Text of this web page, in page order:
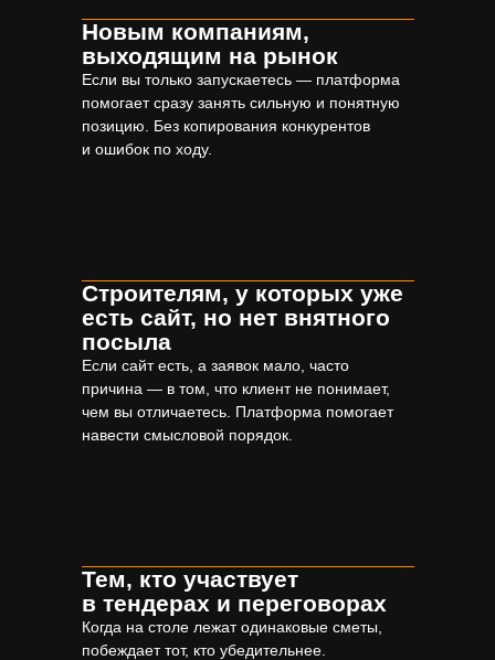
Новым компаниям,
выходящим на рынок
Если вы только запускаетесь — платформа
помогает сразу занять сильную и понятную
позицию. Без копирования конкурентов
и ошибок по ходу.
Строителям, у которых уже
есть сайт, но нет внятного
посыла
Если сайт есть, а заявок мало, часто
причина — в том, что клиент не понимает,
чем вы отличаетесь. Платформа помогает
навести смысловой порядок.
Тем, кто участвует
в тендерах и переговорах
Когда на столе лежат одинаковые сметы,
побеждает тот, кто убедительнее.